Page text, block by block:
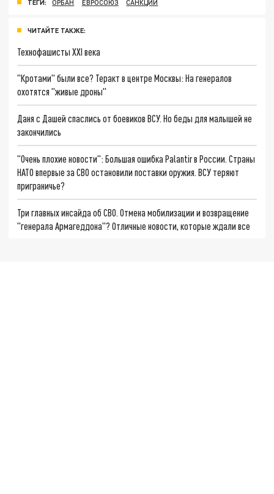
ТЕГИ: ОРБАН ЕВРОСОЮЗ САНКЦИИ
ЧИТАЙТЕ ТАКЖЕ:
Технофашисты XXI века
"Кротами" были все? Теракт в центре Москвы: На генералов
охотятся "живые дроны"
Даня с Дашей спаслись от боевиков ВСУ. Но беды для малышей не
закончились
"Очень плохие новости": Большая ошибка Palantir в России. Страны
НАТО впервые за СВО остановили поставки оружия. ВСУ теряют
приграничье?
Три главных инсайда об СВО. Отмена мобилизации и возвращение
"генерала Армагеддона"? Отличные новости, которые ждали все